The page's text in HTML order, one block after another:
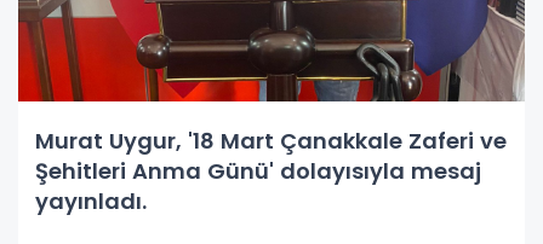
Murat Uygur, '18 Mart Çanakkale Zaferi ve
Şehitleri Anma Günü' dolayısıyla mesaj
yayınladı.